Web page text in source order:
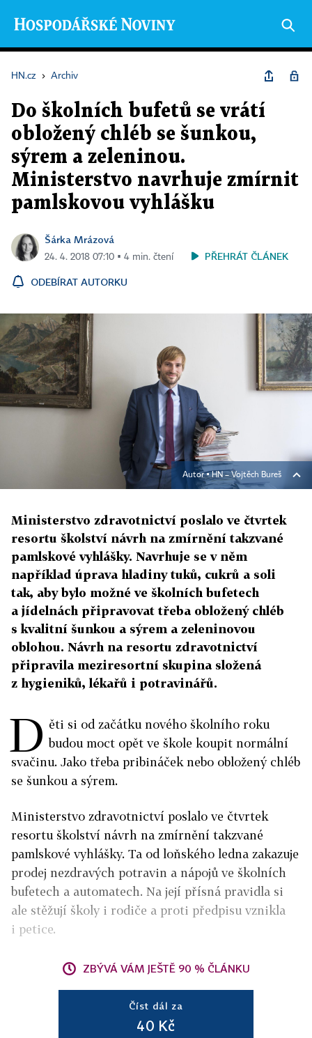
HN.cz › Archiv
Do školních bufetů se vrátí
obložený chléb se šunkou,
sýrem a zeleninou.
Ministerstvo navrhuje zmírnit
pamlskovou vyhlášku
Šárka Mrázová
24. 4. 2018 07:10 ▪ 4 min. čtení PŘEHRÁT ČLÁNEK
ODEBÍRAT AUTORKU
Autor ▪HN – Vojtěch Bureš
Ministerstvo zdravotnictví poslalo ve čtvrtek
resortu školství návrh na zmírnění takzvané
pamlskové vyhlášky. Navrhuje se v něm
například úprava hladiny tuků, cukrů a soli
tak, aby bylo možné ve školních bufetech
a jídelnách připravovat třeba obložený chléb
s kvalitní šunkou a sýrem a zeleninovou
oblohou. Návrh na resortu zdravotnictví
připravila meziresortní skupina složená
z hygieniků, lékařů i potravinářů.
D ěti si od začátku nového školního roku
budou moct opět ve škole koupit normální
svačinu. Jako třeba pribináček nebo obložený chléb
se šunkou a sýrem.
Ministerstvo zdravotnictví poslalo ve čtvrtek
resortu školství návrh na zmírnění takzvané
pamlskové vyhlášky. Ta od loňského ledna zakazuje
prodej nezdravých potravin a nápojů ve školních
bufetech a automatech. Na její přísná pravidla si
ale stěžují školy i rodiče a proti předpisu vznikla
i petice.
ZBÝVÁ VÁM JEŠTĚ 90 % ČLÁNKU
Číst dál za
40 Kč